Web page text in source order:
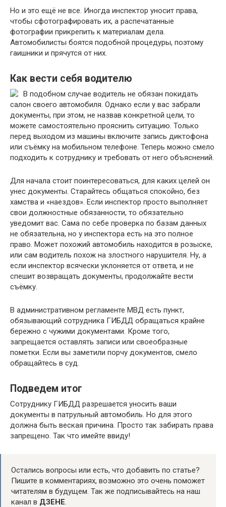
Но и это ещё не все. Иногда инспектор уносит права,
чтобы сфотографировать их, а распечатанные
фотографии прикрепить к материалам дела.
Автомобилисты боятся подобной процедуры, поэтому
гаишники и прячутся от них.
Как вести себя водителю
В подобном случае водитель не обязан покидать
салон своего автомобиля. Однако если у вас забрали
документы, при этом, не назвав конкретной цели, то
можете самостоятельно прояснить ситуацию. Только
перед выходом из машины включите запись диктофона
или съёмку на мобильном телефоне. Теперь можно смело
подходить к сотруднику и требовать от него объяснений.
Для начала стоит поинтересоваться, для каких целей он
унес документы. Старайтесь общаться спокойно, без
хамства и «наездов». Если инспектор просто выполняет
свои должностные обязанности, то обязательно
уведомит вас. Сама по себе проверка по базам данных
не обязательна, но у инспектора есть на это полное
право. Может похожий автомобиль находится в розыске,
или сам водитель похож на злостного нарушителя. Ну, а
если инспектор всячески уклоняется от ответа, и не
спешит возвращать документы, продолжайте вести
съёмку.
В административном регламенте МВД есть пункт,
обязывающий сотрудника ГИБДД обращаться крайне
бережно с чужими документами. Кроме того,
запрещается оставлять записи или своеобразные
пометки. Если вы заметили порчу документов, смело
обращайтесь в суд.
Подведем итог
Сотруднику ГИБДД разрешается уносить ваши
документы в патрульный автомобиль. Но для этого
должна быть веская причина. Просто так забирать права
запрещено. Так что имейте ввиду!
Остались вопросы или есть, что добавить по статье?
Пишите в комментариях, возможно это очень поможет
читателям в будущем. Так же подписывайтесь на наш
канал в ДЗЕНЕ.